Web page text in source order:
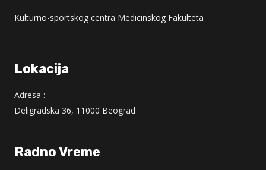
Kulturno-sportskog centra Medicinskog Fakulteta
Lokacija
Adresa :
Deligradska 36, 11000 Beograd
Radno Vreme